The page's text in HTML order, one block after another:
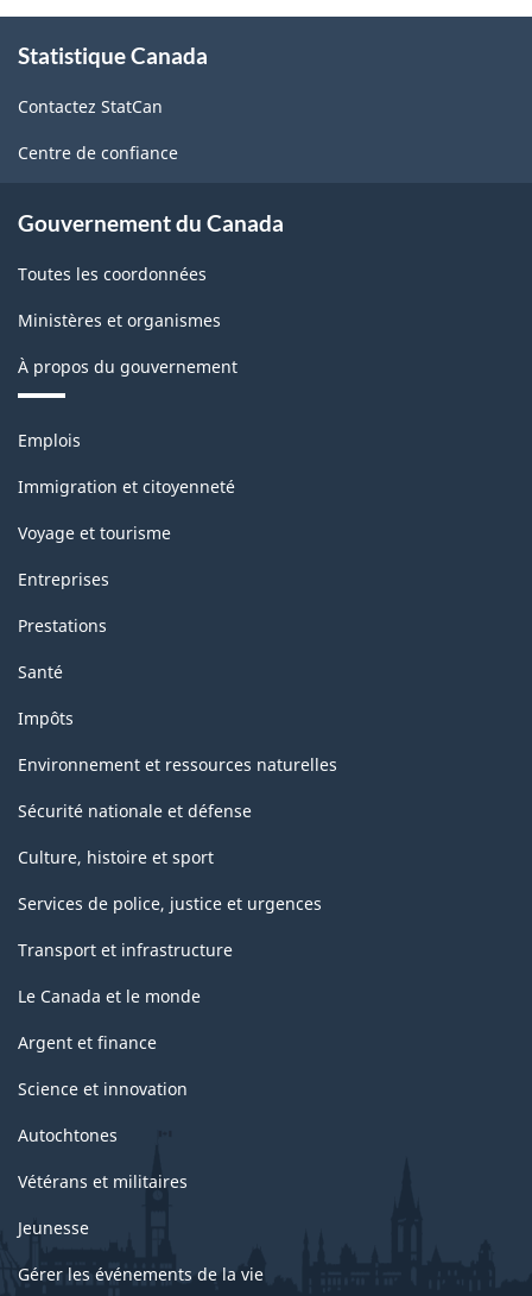
propos
ce
site
Statistique Canada
Contactez StatCan
Centre de confiance
Gouvernement du Canada
Toutes les coordonnées
Ministères et organismes
À propos du gouvernement
Thèmes
sujets
Emplois
Immigration et citoyenneté
Voyage et tourisme
Entreprises
Prestations
Santé
Impôts
Environnement et ressources naturelles
Sécurité nationale et défense
Culture, histoire et sport
Services de police, justice et urgences
Transport et infrastructure
Le Canada et le monde
Argent et finance
Science et innovation
Autochtones
Vétérans et militaires
Jeunesse
Gérer les événements de la vie